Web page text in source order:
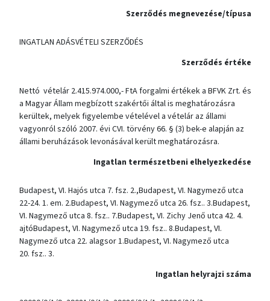
Szerződés megnevezése/típusa
INGATLAN ADÁSVÉTELI SZERZŐDÉS
Szerződés értéke
Nettó vételár 2.415.974.000,- FtA forgalmi értékek a BFVK Zrt. és
a Magyar Állam megbízott szakértői által is meghatározásra
kerültek, melyek figyelembe vételével a vételár az állami
vagyonról szóló 2007. évi CVI. törvény 66. § (3) bek-e alapján az
állami beruházások levonásával került meghatározásra.
Ingatlan természetbeni elhelyezkedése
Budapest, VI. Hajós utca 7. fsz. 2.,Budapest, VI. Nagymező utca
22-24. 1. em. 2.Budapest, VI. Nagymező utca 26. fsz.. 3.Budapest,
VI. Nagymező utca 8. fsz.. 7.Budapest, VI. Zichy Jenő utca 42. 4.
ajtóBudapest, VI. Nagymező utca 19. fsz.. 8.Budapest, VI.
Nagymező utca 22. alagsor 1.Budapest, VI. Nagymező utca
20. fsz.. 3.
Ingatlan helyrajzi száma